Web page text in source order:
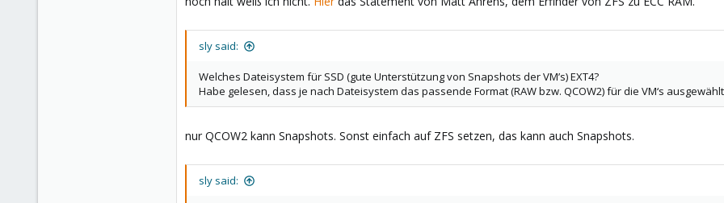
sly said:
Welches Dateisystem für SSD (gute Unterstützung von Snapshots der VM’s) EXT4?
Habe gelesen, dass je nach Dateisystem das passende Format (RAW bzw. QCOW2) für die VM‘s
nur QCOW2 kann Snapshots. Sonst einfach auf ZFS setzen, das kann auch Snapshots.
sly said: